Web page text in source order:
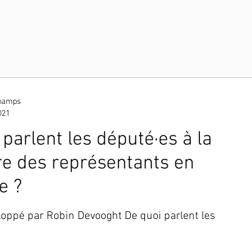
les député·es à la
des représentants en
?
par Robin Devooght De quoi parlent les